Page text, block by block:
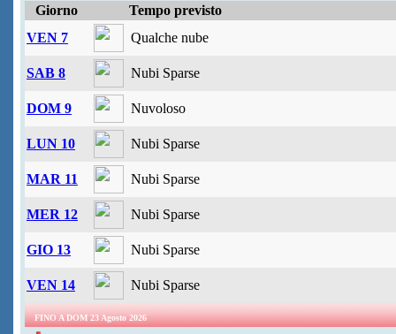
Giorno
Tempo previsto
VEN 7
Qualche nube
SAB 8 Nubi Sparse
DOM 9 Nuvoloso
LUN 10 Nubi Sparse
MAR 11 Nubi Sparse
MER 12 Nubi Sparse
GIO 13 Nubi Sparse
VEN 14 Nubi Sparse
FINO A DOM 23 Agosto 2026